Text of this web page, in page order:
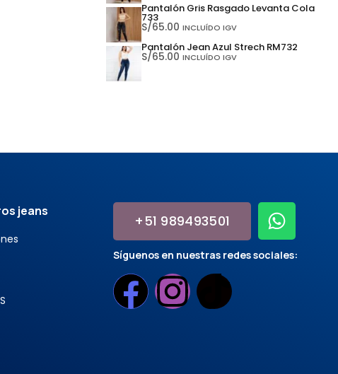
Pantalón Gris Rasgado Levanta Cola
733
S/65.00 INCLUÍDO IGV
Pantalón Jean Azul Strech RM732
S/65.00 INCLUÍDO IGV
jeans
+51 989493501
Síguenos en nuestras redes sociales: